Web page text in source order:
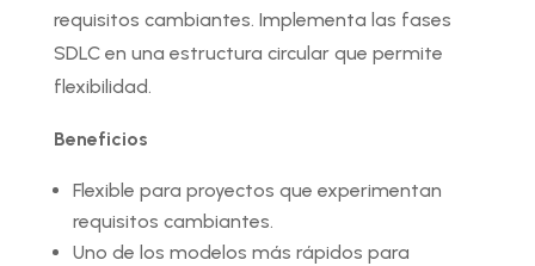
requisitos cambiantes. Implementa las fases
SDLC en una estructura circular que permite
flexibilidad.
Beneficios
Flexible para proyectos que experimentan
requisitos cambiantes.
Uno de los modelos más rápidos para